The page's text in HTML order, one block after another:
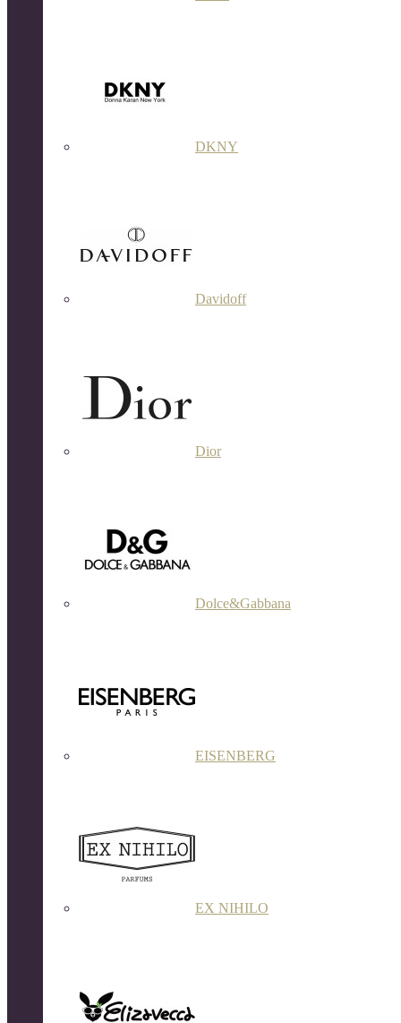
DKNY
Davidoff
Dior
Dolce&Gabbana
EISENBERG
EX NIHILO